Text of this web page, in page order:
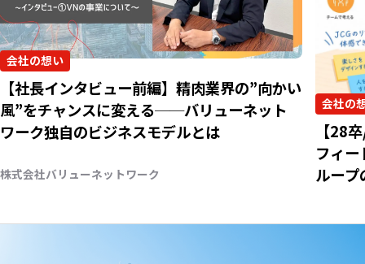
会社の想い
【社長インタビュー前編】精肉業界の”向かい
風”をチャンスに変える──バリューネット
ワーク独自のビジネスモデルとは
株式会社バリューネットワーク
会社の
【28
フィ
ループ